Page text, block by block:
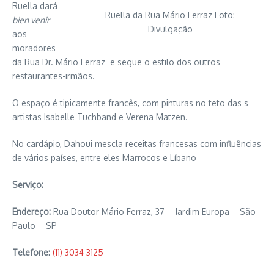
Ruella da Rua Mário Ferraz Foto:
Divulgação
Ruella dará
bien venir
aos
moradores
da Rua Dr. Mário Ferraz e segue o estilo dos outros
restaurantes-irmãos.
O espaço é tipicamente francês, com pinturas no teto das s
artistas Isabelle Tuchband e Verena Matzen.
No cardápio, Dahoui mescla receitas francesas com influências
de vários países, entre eles Marrocos e Líbano
Serviço:
Endereço: Rua Doutor Mário Ferraz, 37 – Jardim Europa – São
Paulo – SP
Telefone: (11) 3034 3125